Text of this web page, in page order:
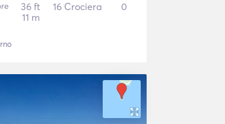
36 ft
11 m
16 Crociera 0